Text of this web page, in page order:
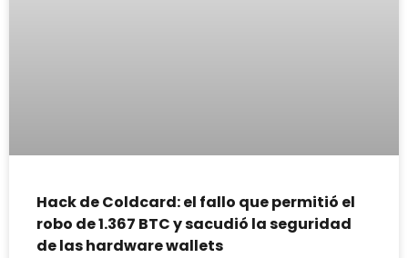
Hack de Coldcard: el fallo que permitió el
robo de 1.367 BTC y sacudió la seguridad
de las hardware wallets